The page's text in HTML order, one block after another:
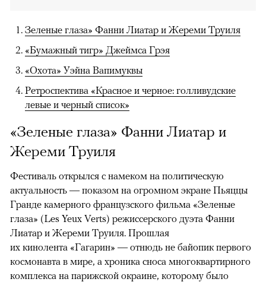
Зеленые глаза» Фанни Лиатар и Жереми Труиля
«Бумажный тигр» Джеймса Грэя
«Охота» Уэйна Вапимуквы
Ретроспектива «Красное и черное: голливудские
левые и черный список»
«Зеленые глаза» Фанни Лиатар и
Жереми Труиля
Фестиваль открылся с намеком на политическую
актуальность — показом на огромном экране Пьяццы
Гранде камерного французского фильма «Зеленые
глаза» (Les Yeux Verts) режиссерского дуэта Фанни
Лиатар и Жереми Труиля. Прошлая
их кинолента «Гагарин» — отнюдь не байопик первого
космонавта в мире, а хроника сноса многоквартирного
комплекса на парижской окраине, которому было